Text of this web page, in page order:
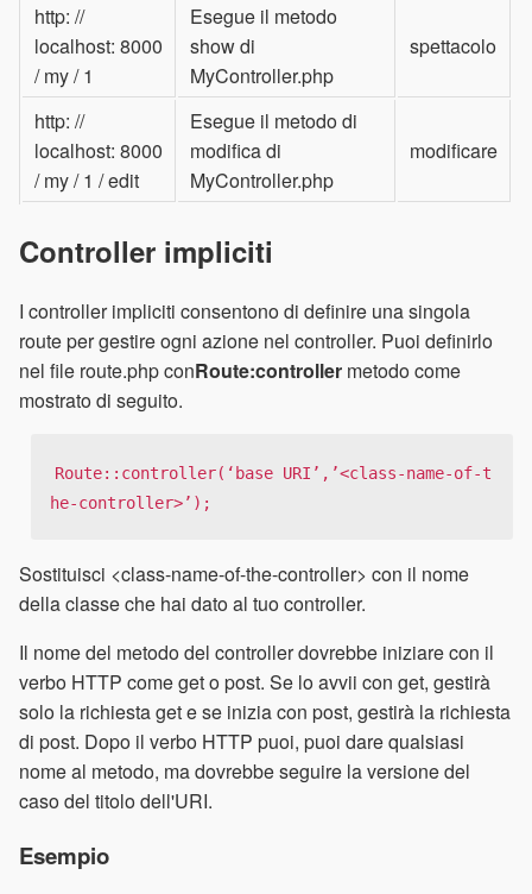
http: //
localhost: 8000
/ my / 1
Esegue il metodo
show di
MyController.php
spettacolo
http: //
localhost: 8000
/ my / 1 / edit
Esegue il metodo di
modifica di
MyController.php
modificare
Controller impliciti
I controller impliciti consentono di definire una singola
route per gestire ogni azione nel controller. Puoi definirlo
nel file route.php conRoute:controller metodo come
mostrato di seguito.
Route::controller(‘base URI’,’<class-name-of-t
he-controller>’);
Sostituisci <class-name-of-the-controller> con il nome
della classe che hai dato al tuo controller.
Il nome del metodo del controller dovrebbe iniziare con il
verbo HTTP come get o post. Se lo avvii con get, gestirà
solo la richiesta get e se inizia con post, gestirà la richiesta
di post. Dopo il verbo HTTP puoi, puoi dare qualsiasi
nome al metodo, ma dovrebbe seguire la versione del
caso del titolo dell'URI.
Esempio